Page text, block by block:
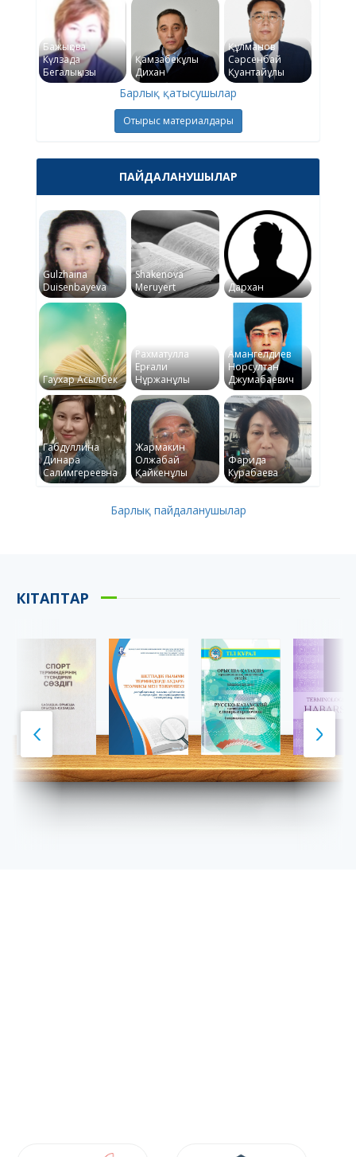
Бажықова
Күлзада
Бегалықызы
Қамзабекұлы
Дихан
Құлманов
Сәрсенбай
Қуантайұлы
Барлық қатысушылар
Отырыс материалдары
ПАЙДАЛАНУШЫЛАР
Gulzhaina
Duisenbayeva
Shakenova
Meruyert
Дархан
Гаухар Асылбек
Рахматулла
Ерғали
Нұржанұлы
Амангелдиев
Норсултан
Джумабаевич
Габдуллина
Динара
Салимгереевна
Жармакин
Олжабай
Қайкенұлы
Фарида
Курабаева
Барлық пайдаланушылар
КІТАПТАР